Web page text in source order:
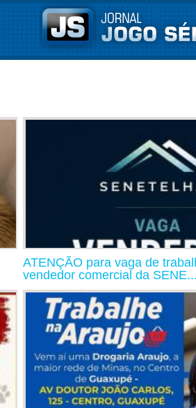
ATENÇÃO para vaga de
vendedor comercial da SENE...